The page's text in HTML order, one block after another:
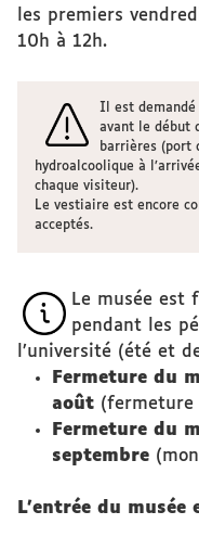
les premiers
10h à 12h.
Il est demandé
avant le début
barrières (port
hydroalcoolique à
chaque visiteur).
Le vestiaire est encore
acceptés.
Le musée est
pendant les
l’université (été et
Fermeture du
août (fermeture
Fermeture du
septembre
L’entrée du